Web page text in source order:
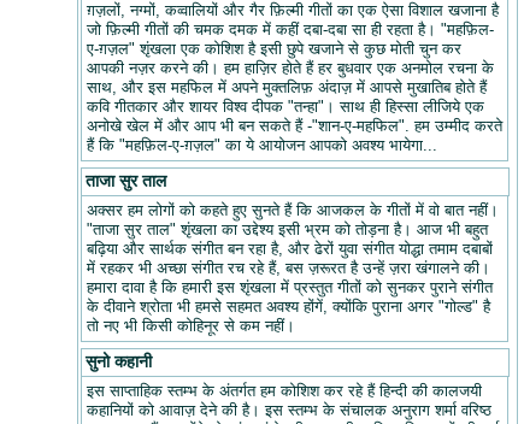
ग़ज़लों, नग्मों, कव्वालियों और गैर फ़िल्मी गीतों का एक ऐसा विशाल खजाना है
जो फ़िल्मी गीतों की चमक दमक में कहीं दबा-दबा सा ही रहता है। "महफ़िल-
ए-ग़ज़ल" शृंखला एक कोशिश है इसी छुपे खजाने से कुछ मोती चुन कर
आपकी नज़र करने की। हम हाज़िर होते हैं हर बुधवार एक अनमोल रचना के
साथ, और इस महफिल में अपने मुक्तलिफ़ अंदाज़ में आपसे मुखातिब होते हैं
कवि गीतकार और शायर विश्व दीपक "तन्हा"। साथ ही हिस्सा लीजिये एक
अनोखे खेल में और आप भी बन सकते हैं -"शान-ए-महफिल". हम उम्मीद करते
हैं कि "महफ़िल-ए-ग़ज़ल" का ये आयोजन आपको अवश्य भायेगा...
ताजा सुर ताल
अक्सर हम लोगों को कहते हुए सुनते हैं कि आजकल के गीतों में वो बात नहीं।
"ताजा सुर ताल" शृंखला का उद्देश्य इसी भ्रम को तोड़ना है। आज भी बहुत
बढ़िया और सार्थक संगीत बन रहा है, और ढेरों युवा संगीत योद्धा तमाम दबाबों
में रहकर भी अच्छा संगीत रच रहे हैं, बस ज़रूरत है उन्हें ज़रा खंगालने की।
हमारा दावा है कि हमारी इस शृंखला में प्रस्तुत गीतों को सुनकर पुराने संगीत
के दीवाने श्रोता भी हमसे सहमत अवश्य होंगें, क्योंकि पुराना अगर "गोल्ड" है
तो नए भी किसी कोहिनूर से कम नहीं।
सुनो कहानी
इस साप्ताहिक स्तम्भ के अंतर्गत हम कोशिश कर रहे हैं हिन्दी की कालजयी
कहानियों को आवाज़ देने की है। इस स्तम्भ के संचालक अनुराग शर्मा वरिष्ठ